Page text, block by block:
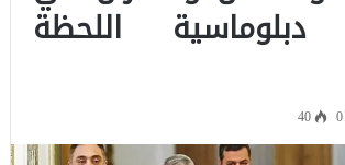
اللحظة
0
40